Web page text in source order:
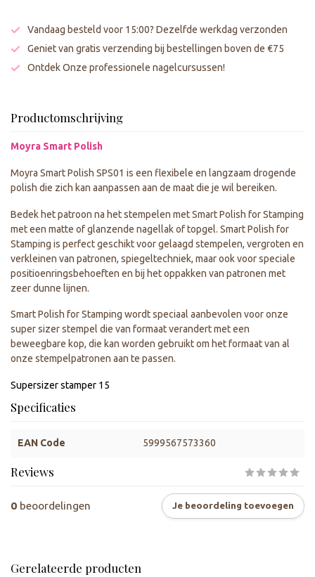
Vandaag besteld voor 15:00? Dezelfde werkdag verzonden
Geniet van gratis verzending bij bestellingen boven de €75
Ontdek Onze professionele nagelcursussen!
Productomschrijving
Moyra Smart Polish
Moyra Smart Polish SPS01 is een flexibele en langzaam drogende
polish die zich kan aanpassen aan de maat die je wil bereiken.
Bedek het patroon na het stempelen met Smart Polish for Stamping
met een matte of glanzende nagellak of topgel. Smart Polish for
Stamping is perfect geschikt voor gelaagd stempelen, vergroten en
verkleinen van patronen, spiegeltechniek, maar ook voor speciale
positioenringsbehoeften en bij het oppakken van patronen met
zeer dunne lijnen.
Smart Polish for Stamping wordt speciaal aanbevolen voor onze
super sizer stempel die van formaat verandert met een
beweegbare kop, die kan worden gebruikt om het formaat van al
onze stempelpatronen aan te passen.
Supersizer stamper 15
Specificaties
EAN Code 5999567573360
Reviews
0 beoordelingen Je beoordeling toevoegen
Gerelateerde producten